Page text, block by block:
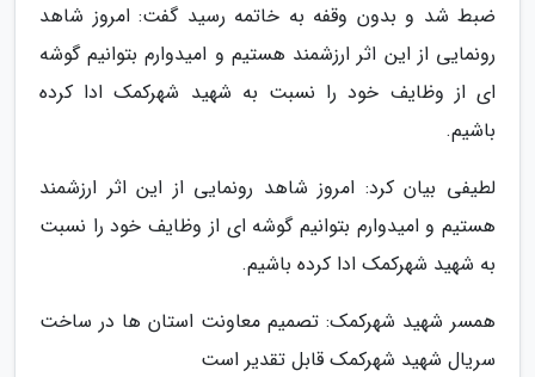
ضبط شد و بدون وقفه به خاتمه رسید گفت: امروز شاهد
رونمایی از این اثر ارزشمند هستیم و امیدوارم بتوانیم گوشه
ای از وظایف خود را نسبت به شهید شهرکمک ادا کرده
باشیم.
لطیفی بیان کرد: امروز شاهد رونمایی از این اثر ارزشمند
هستیم و امیدوارم بتوانیم گوشه ای از وظایف خود را نسبت
به شهید شهرکمک ادا کرده باشیم.
همسر شهید شهرکمک: تصمیم معاونت استان ها در ساخت
سریال شهید شهرکمک قابل تقدیر است